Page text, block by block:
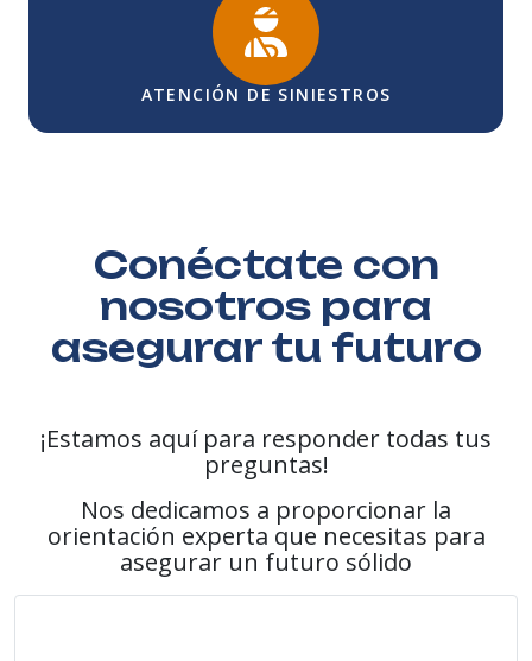
ATENCIÓN DE SINIESTROS
Conéctate con
nosotros para
asegurar tu futuro
¡Estamos aquí para responder todas tus
preguntas!
Nos dedicamos a proporcionar la
orientación experta que necesitas para
asegurar un futuro sólido